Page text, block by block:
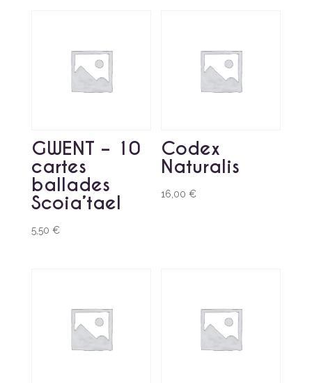
GWENT – 10
cartes
ballades
Scoia’tael
5,50 €
Codex
Naturalis
16,00€